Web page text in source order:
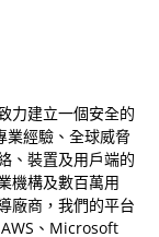
力建立一個安全的
業經驗、全球威脅
、裝置及用戶端的
機構及數百萬用
廠商，我們的平台
、Microsoft